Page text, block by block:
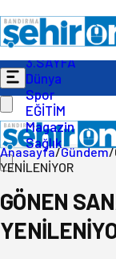
Gündem
Ekonomi
Politika
3.SAYFA
Dünya
Spor
EĞİTİM
Magazin
Sağlık
Anasayfa/Gündem/
YENİLENİYOR
GÖNEN